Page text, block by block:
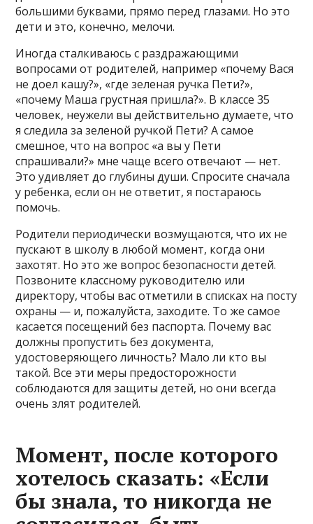
большими буквами, прямо перед глазами. Но это
дети и это, конечно, мелочи.
Иногда сталкиваюсь с раздражающими
вопросами от родителей, например «почему Вася
не доел кашу?», «где зеленая ручка Пети?»,
«почему Маша грустная пришла?». В классе 35
человек, неужели вы действительно думаете, что
я следила за зеленой ручкой Пети? А самое
смешное, что на вопрос «а вы у Пети
спрашивали?» мне чаще всего отвечают — нет.
Это удивляет до глубины души. Спросите сначала
у ребенка, если он не ответит, я постараюсь
помочь.
Родители периодически возмущаются, что их не
пускают в школу в любой момент, когда они
захотят. Но это же вопрос безопасности детей.
Позвоните классному руководителю или
директору, чтобы вас отметили в списках на посту
охраны — и, пожалуйста, заходите. То же самое
касается посещений без паспорта. Почему вас
должны пропустить без документа,
удостоверяющего личность? Мало ли кто вы
такой. Все эти меры предосторожности
соблюдаются для защиты детей, но они всегда
очень злят родителей.
Момент, после которого
хотелось сказать: «Если
бы знала, то никогда не